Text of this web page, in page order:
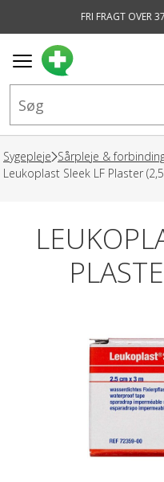
FRI FRAGT OVER
Sygepleje Sårpleje &
Leukoplast Sleek LF Plaster